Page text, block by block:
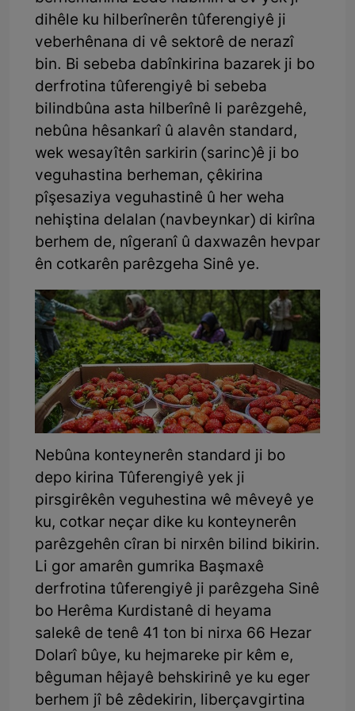
dihêle ku hilberînerên tûferengiyê ji
veberhênana di vê sektorê de nerazî
bin. Bi sebeba dabînkirina bazarek ji bo
derfrotina tûferengiyê bi sebeba
bilindbûna asta hilberînê li parêzgehê,
nebûna hêsankarî û alavên standard,
wek wesayîtên sarkirin (sarinc)ê ji bo
veguhastina berheman, çêkirina
pîşesaziya veguhastinê û her weha
nehiştina delalan (navbeynkar) di kirîna
berhem de, nîgeranî û daxwazên hevpar
ên cotkarên parêzgeha Sinê ye.
Nebûna konteynerên standard ji bo
depo kirina Tûferengiyê yek ji
pirsgirêkên veguhestina wê mêveyê ye
ku, cotkar neçar dike ku konteynerên
parêzgehên cîran bi nirxên bilind bikirin.
Li gor amarên gumrika Başmaxê
derfrotina tûferengiyê ji parêzgeha Sinê
bo Herêma Kurdistanê di heyama
salekê de tenê 41 ton bi nirxa 66 Hezar
Dolarî bûye, ku hejmareke pir kêm e,
bêguman hêjayê behskirinê ye ku eger
berhem jî bê zêdekirin, liberçavgirtina